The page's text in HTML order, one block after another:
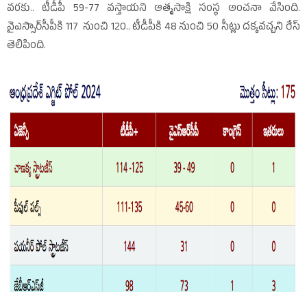
వరకు.. టీడీపీ 59-77 వస్తాయని ఆత్మసాక్షి సంస్థ అంచనా వేసింది.
వైఎస్సార్‌సీపీకి 117 నుంచి 120.. టీడీపీకి 48 నుంచి 50 సీట్లు దక్కవచ్చని రేస్‌
తెలిపింది.